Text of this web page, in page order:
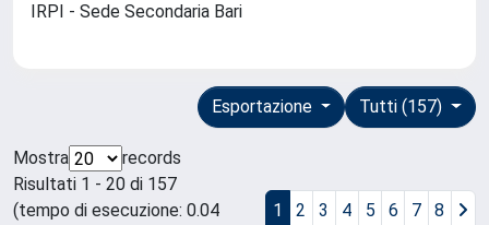
IRPI - Sede Secondaria Bari
Tutti (157)
Esportazione
Mostra
records
Risultati 1 - 20 di 157
(tempo di esecuzione: 0.04
1 2 3 4 5 6 7 8